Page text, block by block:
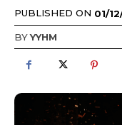
PUBLISHED ON 01/
BYYYHM